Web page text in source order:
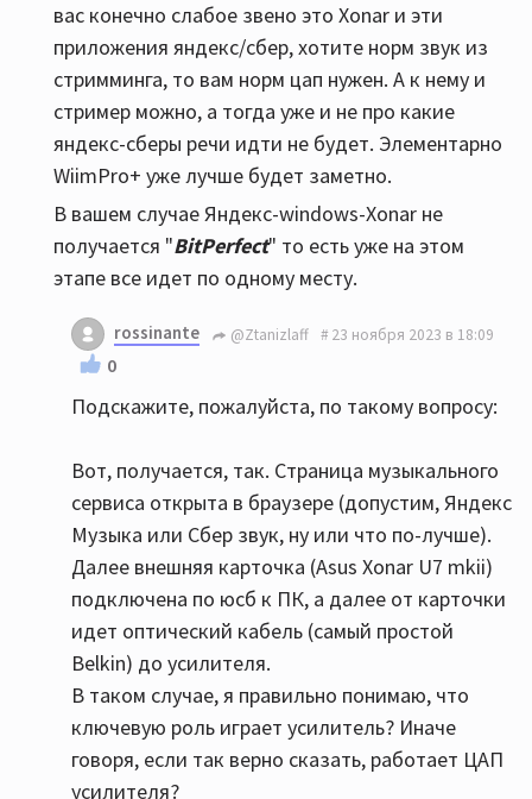
вас конечно слабое звено это Xonar и эти
приложения яндекс/сбер, хотите норм звук из
стримминга, то вам норм цап нужен. А к нему и
стример можно, а тогда уже и не про какие
яндекс-сберы речи идти не будет. Элементарно
WiimPro+ уже лучше будет заметно.
В вашем случае Яндекс-windows-Xonar не
получается "BitPerfect" то есть уже на этом
этапе все идет по одному месту.
rossinante @Ztanizlaff 23 ноября 2023 в 18:09
0
Подскажите, пожалуйста, по такому вопросу:
Вот, получается, так. Страница музыкального
сервиса открыта в браузере (допустим, Яндекс
Музыка или Сбер звук, ну или что по-лучше).
Далее внешняя карточка (Asus Xonar U7 mkii)
подключена по юсб к ПК, а далее от карточки
идет оптический кабель (самый простой
Belkin) до усилителя.
В таком случае, я правильно понимаю, что
ключевую роль играет усилитель? Иначе
говоря, если так верно сказать, работает ЦАП
усилителя?